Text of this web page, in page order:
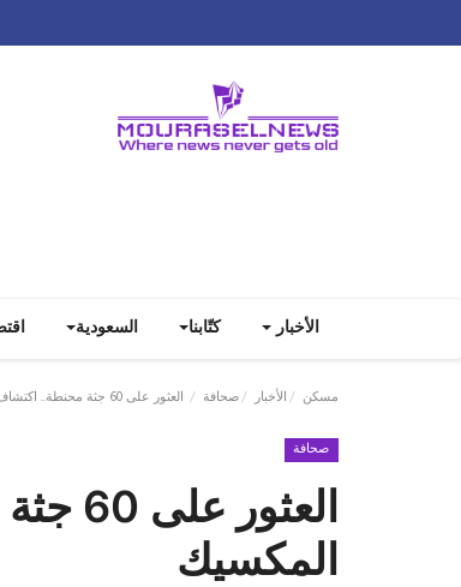
الأخبار كتّابنا السعودية
مسكن الأخبار صحافة العثور على 60 جثة محنطة.. اكتشاف مرعب في المكسيك
صحافة
المكسيك